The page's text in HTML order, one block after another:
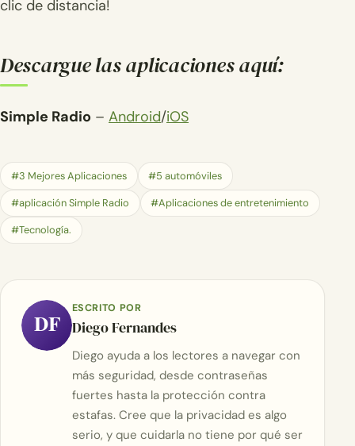
clic de distancia!
Descargue las aplicaciones aquí:
Simple Radio – Android/iOS
#3 Mejores Aplicaciones #5 automóviles
#aplicación Simple Radio #Aplicaciones de entretenimiento
#Tecnología.
DF
ESCRITO POR
Diego Fernandes
Diego ayuda a los lectores a navegar con
más seguridad, desde contraseñas
fuertes hasta la protección contra
estafas. Cree que la privacidad es algo
serio, y que cuidarla no tiene por qué ser